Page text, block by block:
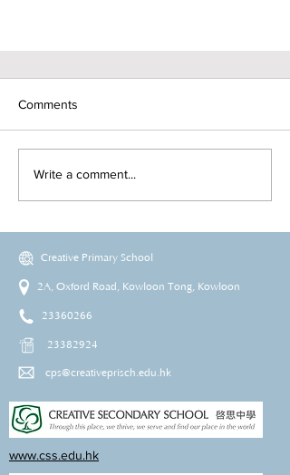
Comments
Write a comment...
Creative Primary School
2A, Oxford Road, Kowloon Tong, Kowloon
23360266
23382924
cps@creativeprisch.edu.hk
www.css.edu.hk